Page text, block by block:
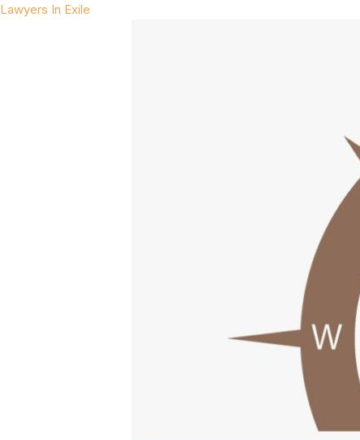
Lawyers In Exile